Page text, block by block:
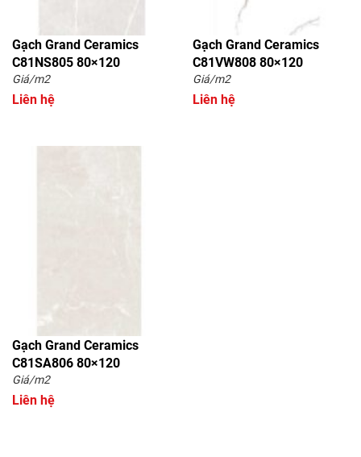
Gạch Grand Ceramics
C81NS805 80×120
Giá/m2
Liên hệ
Gạch Grand Ceramics
C81VW808 80×120
Giá/m2
Liên hệ
Gạch Grand Ceramics
C81SA806 80×120
Giá/m2
Liên hệ